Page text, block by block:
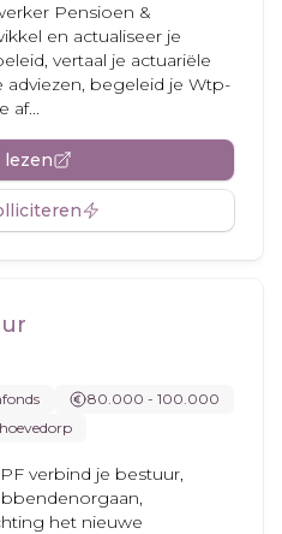
Pensioen &
en actualiseer je
vertaal je actuariële
adviezen, begeleid je Wtp-
af...
lezen
80.000 - 100.000
verbind je bestuur,
het nieuwe